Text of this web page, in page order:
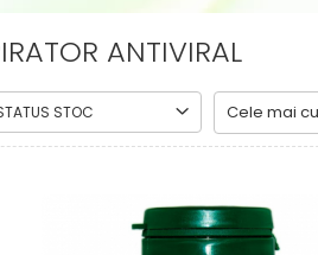
ANTIVIRAL
STOC